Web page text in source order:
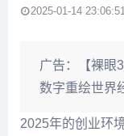
2025-01-14
广告：
【裸
数字重绘世界
2025年的创业环